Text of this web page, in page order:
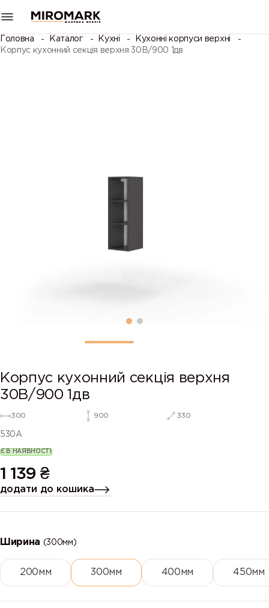
Головна Каталог Кухні
Кухонні корпуси верхні
Корпус кухонний секцiя верхня 30В/900 1дв
Корпус кухонний секцiя верхня
30В/900 1дв
300 900 330
530A
Є В НАЯВНОСТІ
1 139 ₴
додати до кошика
Ширина (300мм)
200мм 300мм 400мм 450мм